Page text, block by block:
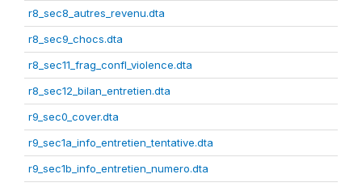
r8_sec8_autres_revenu.dta
r8_sec9_chocs.dta
r8_sec11_frag_confl_violence.dta
r8_sec12_bilan_entretien.dta
r9_sec0_cover.dta
r9_sec1a_info_entretien_tentative.dta
r9_sec1b_info_entretien_numero.dta